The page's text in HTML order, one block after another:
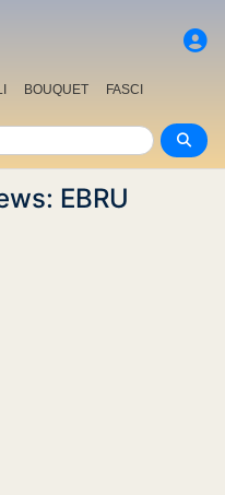
BOUQUET
FASCI
EBRU